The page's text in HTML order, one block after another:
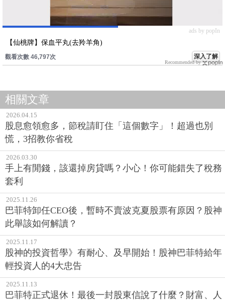
ads by popIn
【仙桃牌】保血平丸(去羚羊角)
觀看次數 46,797次 深入了解
Recommended by
相關文章
2026.04.15
股息愈領愈多，節稅請盯住「這個數字」！超過也別
慌，3招教你省稅
2026.03.30
手上有閒錢，該還掉房貸嗎？小心！你可能錯失了稅務
套利
2025.11.26
巴菲特卸任CEO後，暫時不賣波克夏股票有原因？股神
此舉該如何解讀？
2025.11.17
股神的投資哲學》有耐心、及早開始！股神巴菲特給年
輕投資人的4大忠告
2025.11.13
巴菲特正式退休！最後一封股東信說了什麼？財富、人